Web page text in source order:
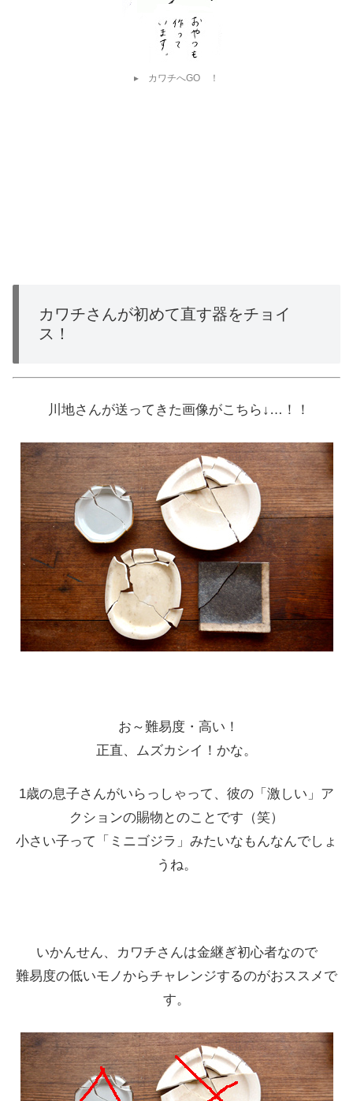
▸ カワチへGO ！
カワチさんが初めて直す器をチョイ
ス！
川地さんが送ってきた画像がこちら↓…！！
お～難易度・高い！
正直、ムズカシイ！かな。
1歳の息子さんがいらっしゃって、彼の「激しい」ア
クションの賜物とのことです（笑）
小さい子って「ミニゴジラ」みたいなもんなんでしょ
うね。
いかんせん、カワチさんは金継ぎ初心者なので
難易度の低いモノからチャレンジするのがおススメで
す。